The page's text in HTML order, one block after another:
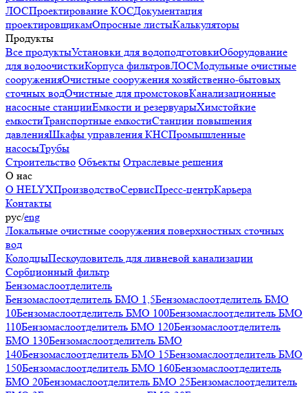
ЛОСПроектирование КОСДокументация
проектировщикамОпросные листыКалькуляторы
Продукты
Все продуктыУстановки для водоподготовкиОборудование
для водоочисткиКорпуса фильтровЛОСМодульные очистные
сооруженияОчистные сооружения хозяйственно-бытовых
сточных водОчистные для промстоковКанализационные
насосные станцииЕмкости и резервуарыХимстойкие
емкостиТранспортные емкостиСтанции повышения
давленияШкафы управления КНСПромышленные
насосыТрубы
Строительство Объекты Отраслевые решения
О нас
О HELYXПроизводствоСервисПресс-центрКарьера
Контакты
рус/eng
Локальные очистные сооружения поверхностных сточных
вод
КолодцыПескоуловитель для ливневой канализации
Сорбционный фильтр
Бензомаслоотделитель
Бензомаслоотделитель БМО 1,5Бензомаслоотделитель БМО
10Бензомаслоотделитель БМО 100Бензомаслоотделитель БМО
110Бензомаслоотделитель БМО 120Бензомаслоотделитель
БМО 130Бензомаслоотделитель БМО
140Бензомаслоотделитель БМО 15Бензомаслоотделитель БМО
150Бензомаслоотделитель БМО 160Бензомаслоотделитель
БМО 20Бензомаслоотделитель БМО 25Бензомаслоотделитель